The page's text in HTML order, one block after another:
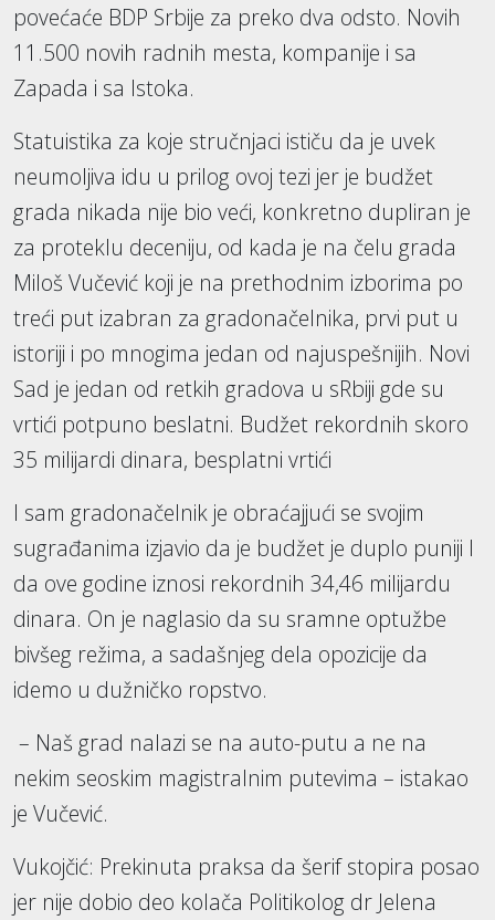
povećaće BDP Srbije za preko dva odsto. Novih
11.500 novih radnih mesta, kompanije i sa
Zapada i sa Istoka.
Statuistika za koje stručnjaci ističu da je uvek
neumoljiva idu u prilog ovoj tezi jer je budžet
grada nikada nije bio veći, konkretno dupliran je
za proteklu deceniju, od kada je na čelu grada
Miloš Vučević koji je na prethodnim izborima po
treći put izabran za gradonačelnika, prvi put u
istoriji i po mnogima jedan od najuspešnijih. Novi
Sad je jedan od retkih gradova u sRbiji gde su
vrtići potpuno beslatni. Budžet rekordnih skoro
35 milijardi dinara, besplatni vrtići
I sam gradonačelnik je obraćajjući se svojim
sugrađanima izjavio da je budžet je duplo puniji I
da ove godine iznosi rekordnih 34,46 milijardu
dinara. On je naglasio da su sramne optužbe
bivšeg režima, a sadašnjeg dela opozicije da
idemo u dužničko ropstvo.
– Naš grad nalazi se na auto-putu a ne na
nekim seoskim magistralnim putevima – istakao
je Vučević.
Vukojčić: Prekinuta praksa da šerif stopira posao
jer nije dobio deo kolača Politikolog dr Jelena